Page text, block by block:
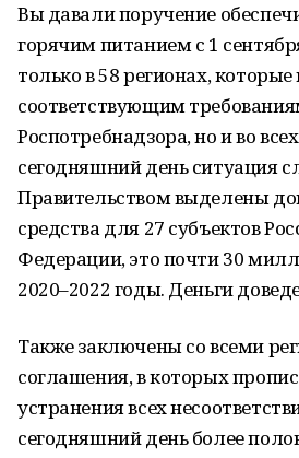
Вы давали поручение
горячим питанием с 1
только в 58 регионах, которые
соответствующим
Роспотребнадзора, но и во
сегодняшний день ситуация
Правительством выделены
средства для 27 субъектов
Федерации, это почти 30
2020–2022 годы. Деньги
Также заключены со всеми
соглашения, в которых
устранения всех
сегодняшний день более